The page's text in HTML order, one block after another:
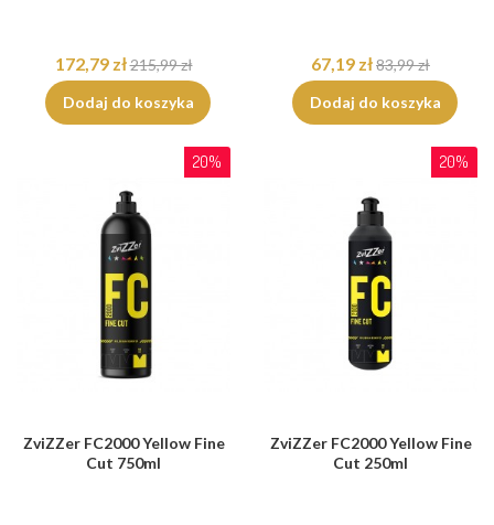
172,79 zł215,99 zł
Dodaj do koszyka
67,19 zł83,99 zł
Dodaj do koszyka
20%
ZviZZer FC2000 Yellow Fine
Cut 750ml
20%
ZviZZer FC2000 Yellow Fine
Cut 250ml